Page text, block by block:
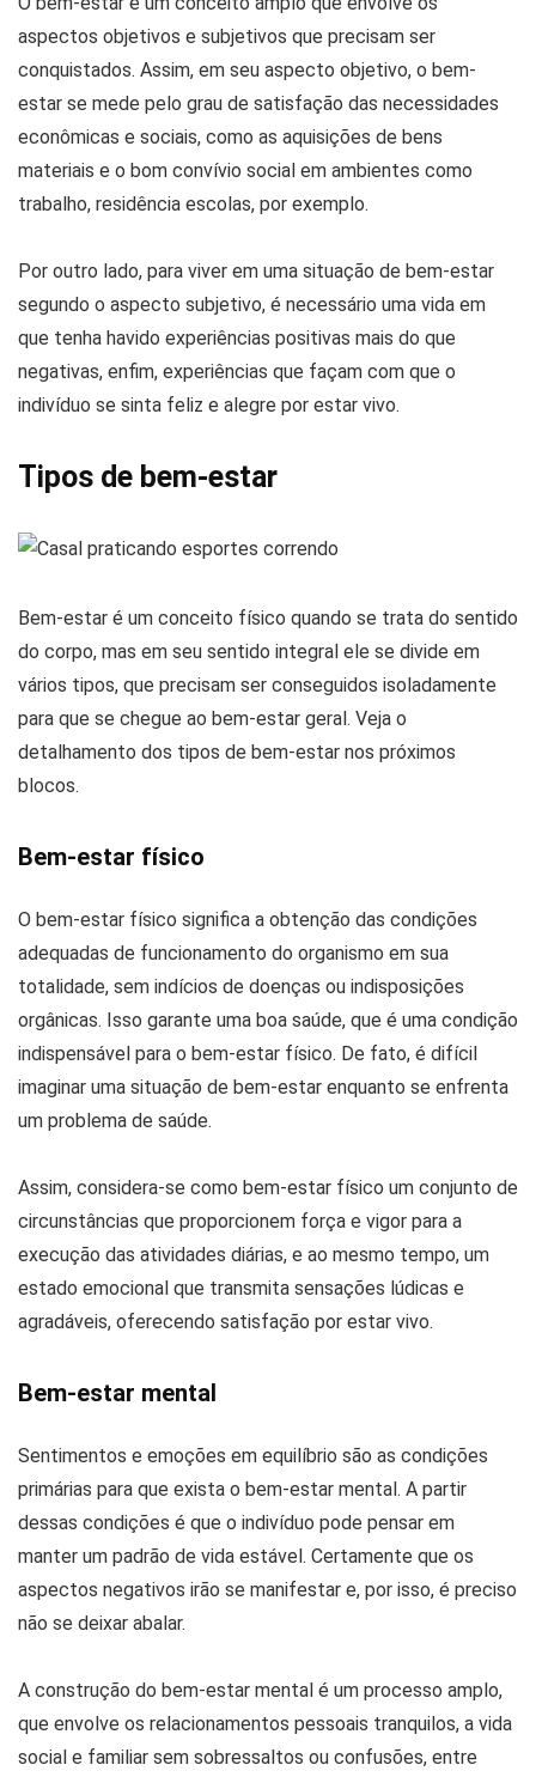
aspectos objetivos e subjetivos que precisam ser
conquistados. Assim, em seu aspecto objetivo, o bem-
estar se mede pelo grau de satisfação das necessidades
econômicas e sociais, como as aquisições de bens
materiais e o bom convívio social em ambientes como
trabalho, residência escolas, por exemplo.
Por outro lado, para viver em uma situação de bem-estar
segundo o aspecto subjetivo, é necessário uma vida em
que tenha havido experiências positivas mais do que
negativas, enfim, experiências que façam com que o
indivíduo se sinta feliz e alegre por estar vivo.
Tipos de bem-estar
Bem-estar é um conceito físico quando se trata do sentido
do corpo, mas em seu sentido integral ele se divide em
vários tipos, que precisam ser conseguidos isoladamente
para que se chegue ao bem-estar geral. Veja o
detalhamento dos tipos de bem-estar nos próximos
blocos.
Bem-estar físico
O bem-estar físico significa a obtenção das condições
adequadas de funcionamento do organismo em sua
totalidade, sem indícios de doenças ou indisposições
orgânicas. Isso garante uma boa saúde, que é uma condição
indispensável para o bem-estar físico. De fato, é difícil
imaginar uma situação de bem-estar enquanto se enfrenta
um problema de saúde.
Assim, considera-se como bem-estar físico um conjunto de
circunstâncias que proporcionem força e vigor para a
execução das atividades diárias, e ao mesmo tempo, um
estado emocional que transmita sensações lúdicas e
agradáveis, oferecendo satisfação por estar vivo.
Bem-estar mental
Sentimentos e emoções em equilíbrio são as condições
primárias para que exista o bem-estar mental. A partir
dessas condições é que o indivíduo pode pensar em
manter um padrão de vida estável. Certamente que os
aspectos negativos irão se manifestar e, por isso, é preciso
não se deixar abalar.
A construção do bem-estar mental é um processo amplo,
que envolve os relacionamentos pessoais tranquilos, a vida
social e familiar sem sobressaltos ou confusões, entre